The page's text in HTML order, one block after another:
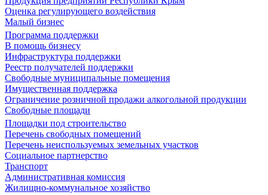
Оценка регулирующего воздействия
Малый бизнес
Программа поддержки
В помощь бизнесу
Инфраструктура поддержки
Реестр получателей поддержки
Свободные муниципальные помещения
Имущественная поддержка
Ограничение розничной продажи алкогольной продукции
Свободные площади
Площадки под строительство
Перечень свободных помещений
Перечень неиспользуемых земельных участков
Социальное партнерство
Транспорт
Административная комиссия
Жилищно-коммунальное хозяйство